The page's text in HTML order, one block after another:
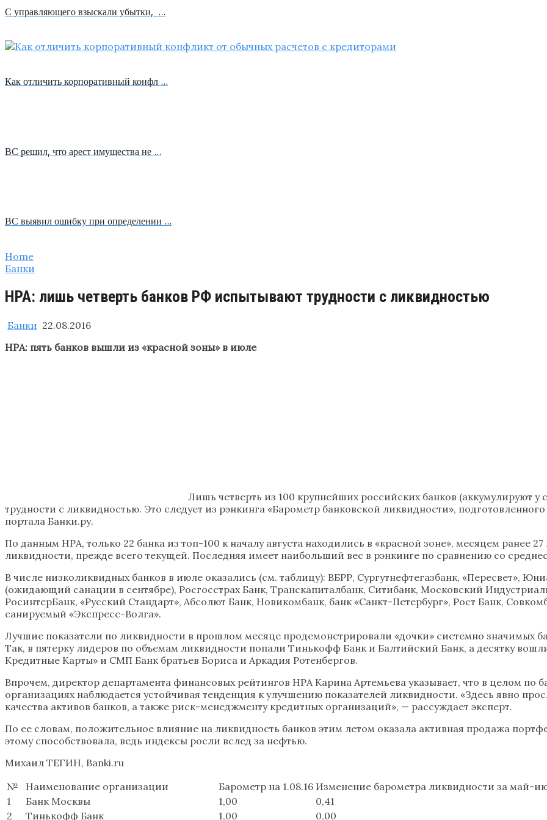
С управляющего взыскали убытки, …
Как отличить корпоративный конфл …
ВС решил, что арест имущества не …
ВС выявил ошибку при определении …
Home
Банки
​НРА: лишь четверть банков РФ испытывают трудности с ликвидностью
Банки 22.08.2016
НРА: пять банков вышли из «красной зоны» в июле
Лишь четверть из 100 крупнейших российских банков (аккумулируют
трудности с ликвидностью. Это следует из рэнкинга «Барометр банковской ликвидности»,
портала Банки.ру.
По данным НРА, только 22 банка из топ-100 к началу августа находились в «красной зоне», месяцем ранее
ликвидности, прежде всего текущей. Последняя имеет наибольший вес в рэнкинге по сравнению со
В числе низколиквидных банков в июле оказались (см. таблицу): ВБРР, Сургутнефтегазбанк, «Пересвет»,
(ожидающий санации в сентябре), Росгосстрах Банк, Транскапиталбанк, Ситибанк, Московский
РосинтерБанк, «Русский Стандарт», Абсолют Банк, Новикомбанк, банк «Санкт-Петербург», Рост Банк,
санируемый «Экспресс-Волга».
Лучшие показатели по ликвидности в прошлом месяце продемонстрировали «дочки» системно значимых
Так, в пятерку лидеров по объемам ликвидности попали Тинькофф Банк и Балтийский Банк, а десятку
Кредитные Карты» и СМП Банк братьев Бориса и Аркадия Ротенбергов.
Впрочем, директор департамента финансовых рейтингов НРА Карина Артемьева указывает, что в целом по
организациях наблюдается устойчивая тенденция к улучшению показателей ликвидности. «Здесь явно
качества активов банков, а также риск-менеджменту кредитных организаций», — рассуждает эксперт.
По ее словам, положительное влияние на ликвидность банков этим летом оказала активная продажа
этому способствовала, ведь индексы росли вслед за нефтью.
Михаил ТЕГИН, Banki.ru
№
Наименование организации Барометр на 1.08.16 Изменение барометра ликвидности за май-
1
Банк Москвы 1,00
0,41
2
Тинькофф Банк 1,00 0,00